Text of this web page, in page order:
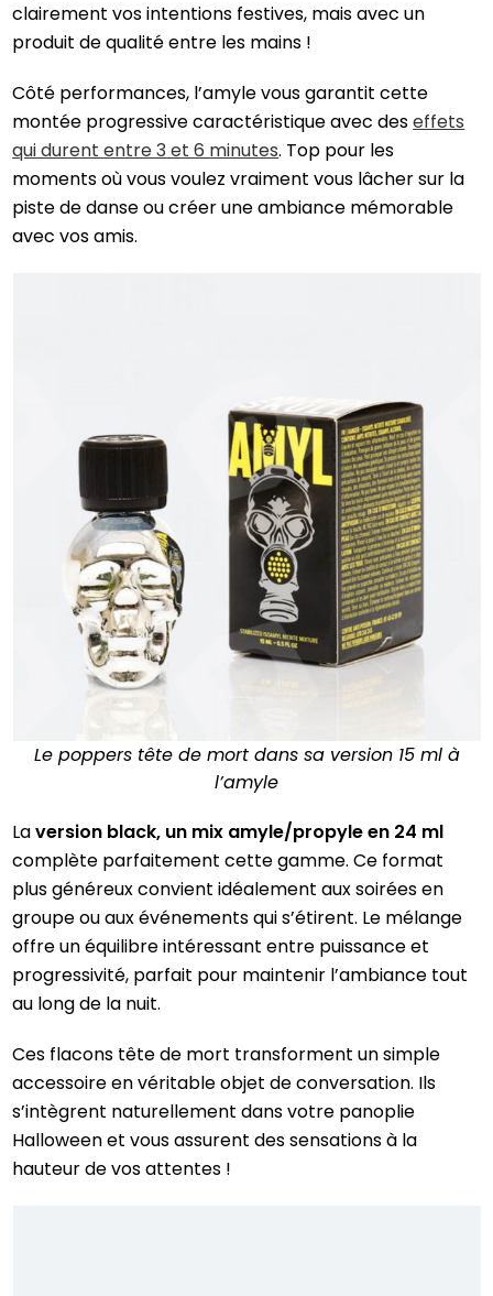
clairement vos intentions festives, mais avec un
produit de qualité entre les mains !
Côté performances, l’amyle vous garantit cette
montée progressive caractéristique avec deseffets
qui durent entre 3 et 6 minutes. Top pour les
moments où vous voulez vraiment vous lâcher sur la
piste de danse ou créer une ambiance mémorable
avec vos amis.
Le poppers tête de mort dans sa version 15 ml à
l’amyle
Laversion black, un mix amyle/propyle en 24 ml
complète parfaitement cette gamme. Ce format
plus généreux convient idéalement aux soirées en
groupe ou aux événements qui s’étirent. Le mélange
offre un équilibre intéressant entre puissance et
progressivité, parfait pour maintenir l’ambiance tout
au long de la nuit.
Ces flacons tête de mort transforment un simple
accessoire en véritable objet de conversation. Ils
s’intègrent naturellement dans votre panoplie
Halloween et vous assurent des sensations à la
hauteur de vos attentes !